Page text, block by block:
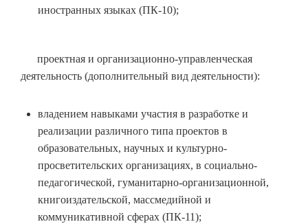
иностранных языках (ПК-10);
проектная и организационно-управленческая
деятельность (дополнительный вид деятельности):
владением навыками участия в разработке и
реализации различного типа проектов в
образовательных, научных и культурно-
просветительских организациях, в социально-
педагогической, гуманитарно-организационной,
книгоиздательской, массмедийной и
коммуникативной сферах (ПК-11);